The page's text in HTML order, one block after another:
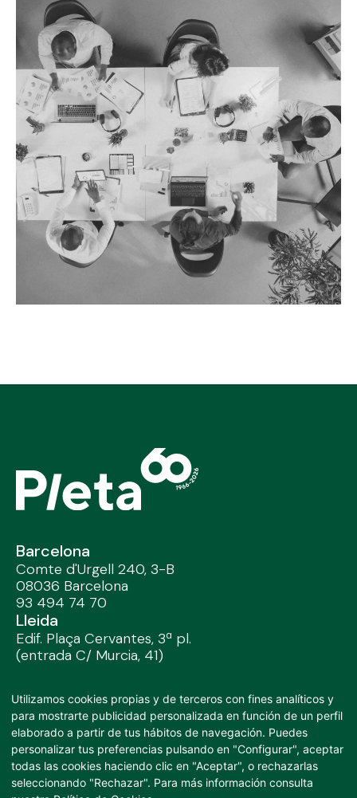
Barcelona
Comte d'Urgell 240, 3-B
08036 Barcelona
93 494 74 70
Lleida
Edif. Plaça Cervantes, 3ª pl.
(entrada C/ Murcia, 41)
Madrid
José Abascal, 44 4º
28003 Madrid
91 282 53 45
auditores@pleta.es
info@pleta.es
Linkedin
Utilizamos cookies propias y de terceros con fines analíticos y
para mostrarte publicidad personalizada en función de un perfil
elaborado a partir de tus hábitos de navegación. Puedes
personalizar tus preferencias pulsando en "Configurar", aceptar
todas las cookies haciendo clic en "Aceptar", o rechazarlas
seleccionando "Rechazar". Para más información consulta